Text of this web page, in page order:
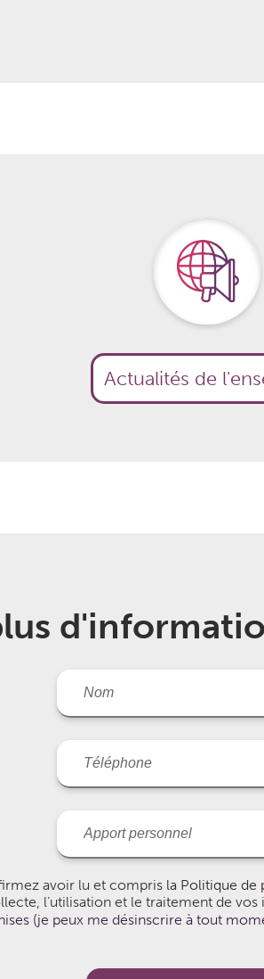
Actualités de
avoir lu et compris la Politique de
l’utilisation et le traitement de
(je peux me désinscrire à tout